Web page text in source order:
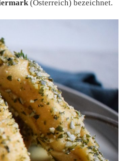
(Österreich) bezeichnet.